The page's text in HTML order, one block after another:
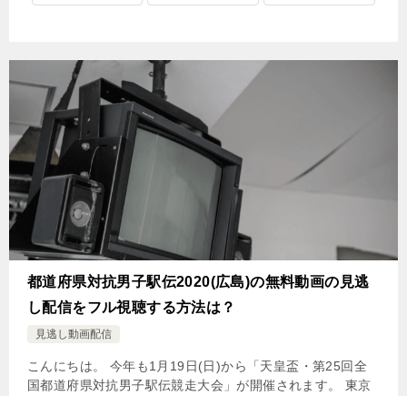
都道府県対抗男子駅伝2020(広島)の無料動画の見逃
し配信をフル視聴する方法は？
見逃し動画配信
こんにちは。 今年も1月19日(日)から「天皇盃・第25回全
国都道府県対抗男子駅伝競走大会」が開催されます。 東京